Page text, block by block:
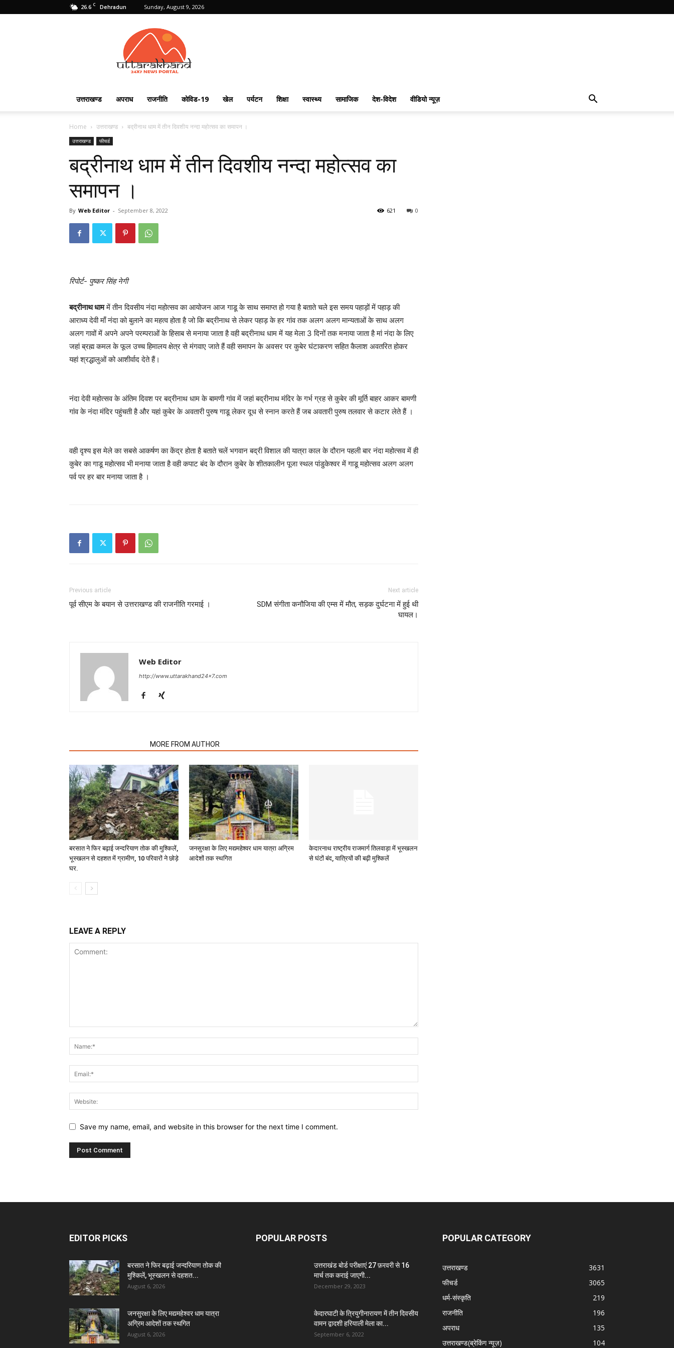
26.6 C Dehradun Sunday, August 9, 2026
Uttarakhand
24X7
उत्तराखण्ड अपराध राजनीति कोविड-19 खेल पर्यटन शिक्षा स्वास्थ्य सामाजिक देश-विदेश वीडियो न्यूज़
Home उत्तराखण्ड बद्रीनाथ धाम में तीन दिवशीय नन्दा महोत्सव का समापन ।
उत्तराखण्ड फीचर्ड
बद्रीनाथ धाम में तीन दिवशीय नन्दा महोत्सव का
समापन ।
By Web Editor - September 8, 2022 0
621
रिपोर्ट- पुष्कर सिंह नेगी
बद्रीनाथ धाममें तीन दिवसीय नंदा महोत्सव का आयोजन आज गाडू के साथ समाप्त हो गया है बताते चले इस समय पहाड़ों में पहाड़ की
आराध्य देवी माँ नंदा को बुलाने का महत्व होता है जो कि बद्रीनाथ से लेकर पहाड़ के हर गांव तक अलग अलग मान्यताओं के साथ अलग
अलग गावों में अपने अपने परम्पराओं के हिसाब से मनाया जाता है वही बद्रीनाथ धाम में यह मेला 3 दिनों तक मनाया जाता है मां नंदा के लिए
जहां ब्रह्म कमल के फूल उच्च हिमालय क्षेत्र से मंगवाए जाते हैं वही समापन के अवसर पर कुबेर घंटाकरण सहित कैलाश अवतरित होकर
यहां श्रद्धालुओं को आशीर्वाद देते हैं।
नंदा देवी महोत्सव के अंतिम दिवश पर बद्रीनाथ धाम के बामणी गांव में जहां बद्रीनाथ मंदिर के गर्भ ग्रह से कुबेर की मूर्ति बाहर आकर बामणी
गांव के नंदा मंदिर पहुंचती है और यहां कुबेर के अवतारी पुरुष गाडू लेकर दूध से स्नान करते हैं जब अवतारी पुरुष तलवार से कटार लेते हैं ।
वही दृश्य इस मेले का सबसे आकर्षण का केंद्र होता है बताते चलें भगवान बद्री विशाल की यात्रा काल के दौरान पहली बार नंदा महोत्सव में ही
कुबेर का गाडू महोत्सव भी मनाया जाता है वही कपाट बंद के दौरान कुबेर के शीतकालीन पूजा स्थल पांडुकेश्वर में गाडू महोत्सव अलग अलग
पर्व पर हर बार मनाया जाता है ।
Previous article
पूर्व सीएम के बयान से उत्तराखण्ड की राजनीति गरमाई ।
Next article
SDM संगीता कनौजिया की एम्स में मौत, सड़क दुर्घटना में हुई थी
घायल।
Web Editor
http://www.uttarakhand24x7.com
MORE FROM AUTHOR
बरसात ने फिर बढ़ाई जन्दरियाण तोक की मुश्किलें,
भूस्खलन से दहशत में ग्रामीण, 10 परिवारों ने छोड़े
घर.
जनसुरक्षा के लिए मद्यमहेश्वर धाम यात्रा अग्रिम
आदेशों तक स्थगित
केदारनाथ राष्ट्रीय राजमार्ग तिलवाड़ा में भूस्खलन
से घंटों बंद, यात्रियों की बढ़ी मुश्किलें
LEAVE A REPLY
Save my name, email, and website in this browser for the next time I comment.
EDITOR PICKS
बरसात ने फिर बढ़ाई जन्दरियाण तोक की
मुश्किलें, भूस्खलन से दहशत...
August 6, 2026
जनसुरक्षा के लिए मद्यमहेश्वर धाम यात्रा
अग्रिम आदेशों तक स्थगित
August 6, 2026
POPULAR POSTS
उत्तराखंड बोर्ड परीक्षाएं 27 फ़रवरी से 16
मार्च तक कराई जाएगी...
December 29, 2023
केदारघाटी के त्रियुगीनारायण में तीन दिवसीय
वामन द्वादशी हरियाली मेला का...
September 6, 2022
POPULAR CATEGORY
उत्तराखण्ड
3631
फीचर्ड
3065
धर्म-संस्कृति
219
राजनीति
196
अपराध
135
उत्तराखण्ड(ब्रेकिंग न्यूज़)
104